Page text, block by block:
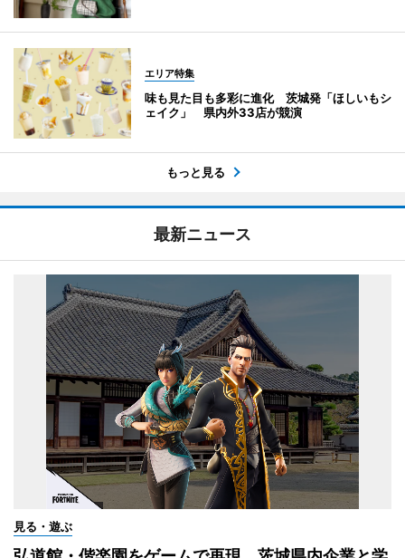
エリア特集
味も見た目も多彩に進化 茨城発「ほしいもシ
ェイク」 県内外33店が競演
もっと見る
最新ニュース
見る・遊ぶ